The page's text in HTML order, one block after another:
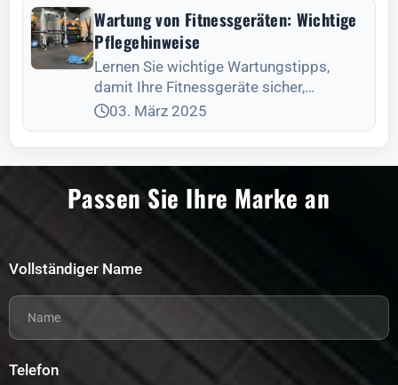
Wartung von Fitnessgeräten: Wichtige
Pflegehinweise
Lernen Sie wichtige Wartungstipps,
damit Ihre Fitnessgeräte sicher,
funktionell und langlebig bleiben.
03. März 2025
Passen Sie Ihre Marke an
Vollständiger Name
Telefon